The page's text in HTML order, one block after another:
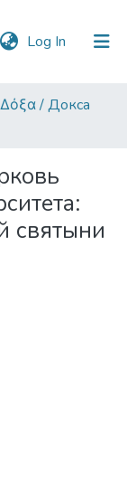
Log In (current)
Δόξα / Докса
святыни